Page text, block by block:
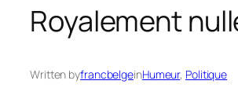
Royalement
Written byfrancbelgeinHumeur, Politique